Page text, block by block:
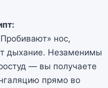
нос,
дыхание. Незаменимы
— вы получаете
прямо во